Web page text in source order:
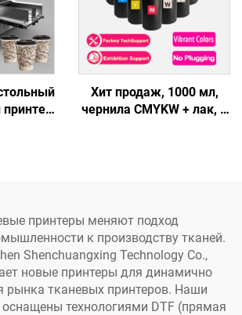
Хит продаж, 1000 мл,
чернила CMYKW + лак, 6
принтеры меняют подход
к производству тканей.
Shenchuangxing Technology Co.,
новые принтеры для динамично
рынка тканевых принтеров. Наши
технологиями DTF (прямая